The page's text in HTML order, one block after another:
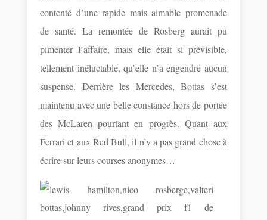
contenté d’une rapide mais aimable promenade
de santé. La remontée de Rosberg aurait pu
pimenter l’affaire, mais elle était si prévisible,
tellement inéluctable, qu’elle n’a engendré aucun
suspense. Derrière les Mercedes, Bottas s’est
maintenu avec une belle constance hors de portée
des McLaren pourtant en progrès. Quant aux
Ferrari et aux Red Bull, il n’y a pas grand chose à
écrire sur leurs courses anonymes…